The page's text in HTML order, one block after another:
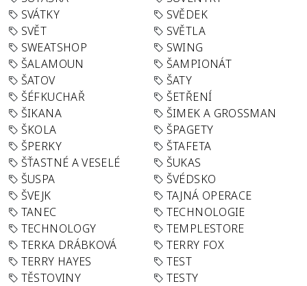
SVÁTKY
SVĚDEK
SVĚT
SVĚTLA
SWEATSHOP
SWING
ŠALAMOUN
ŠAMPIONÁT
ŠATOV
ŠATY
ŠÉFKUCHAŘ
ŠETŘENÍ
ŠIKANA
ŠIMEK A GROSSMAN
ŠKOLA
ŠPAGETY
ŠPERKY
ŠTAFETA
ŠŤASTNÉ A VESELÉ
ŠUKAS
ŠUSPA
ŠVÉDSKO
ŠVEJK
TAJNÁ OPERACE
TANEC
TECHNOLOGIE
TECHNOLOGY
TEMPLESTORE
TERKA DRÁBKOVÁ
TERRY FOX
TERRY HAYES
TEST
TĚSTOVINY
TESTY